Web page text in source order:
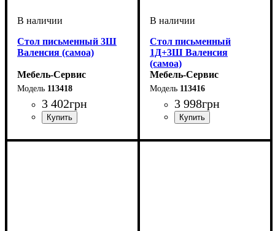
Стол письменный 3Ш
Валенсия (самоа)
Мебель-Сервис
113418
3 402грн
Стол письменный
1Д+3Ш Валенсия
(самоа)
Мебель-Сервис
113416
3 998грн